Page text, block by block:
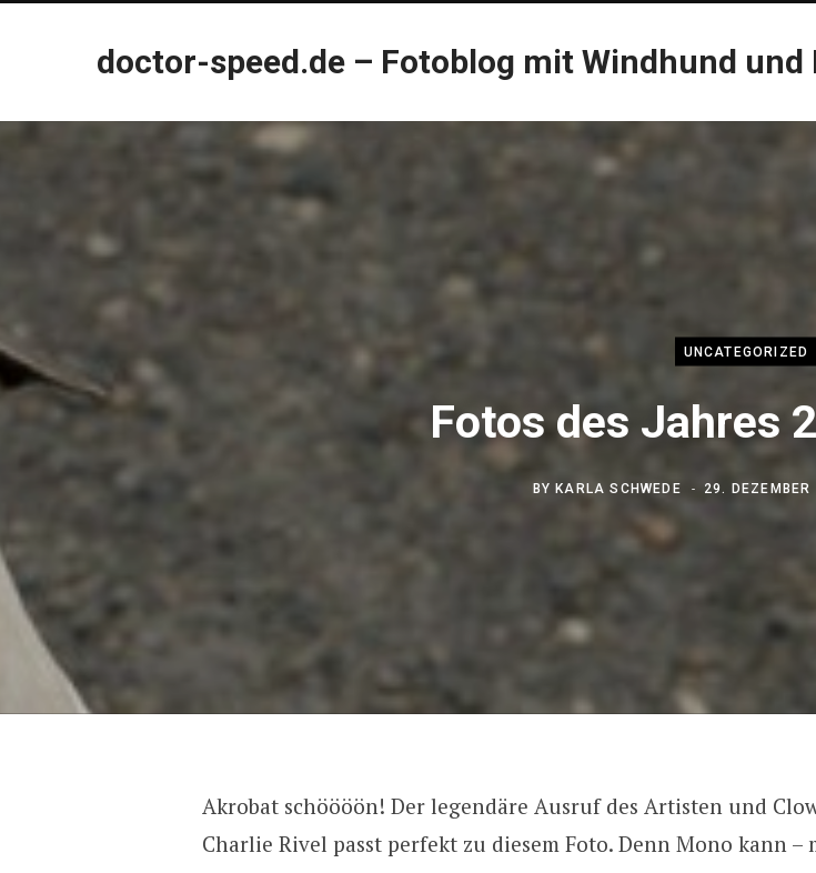
doctor-speed.de – Fotoblog mit Windhund und
UNCATEGORIZED
Fotos des Jahres
BYKARLA SCHWEDE 29. DEZEMBER
Akrobat schöööön! Der legendäre Ausruf des Artisten und
Charlie Rivel passt perfekt zu diesem Foto. Denn Mono kann –